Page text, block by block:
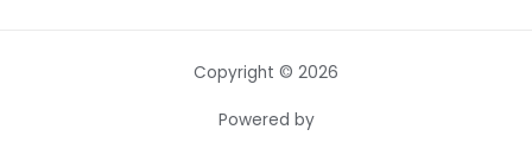
Copyright © 2026
Powered by